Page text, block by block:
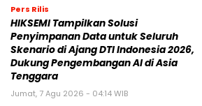
Pers Rilis
HIKSEMI Tampilkan Solusi
Penyimpanan Data untuk Seluruh
Skenario di Ajang DTI Indonesia 2026,
Dukung Pengembangan AI di Asia
Tenggara
Jumat, 7 Agu 2026 - 04:14 WIB